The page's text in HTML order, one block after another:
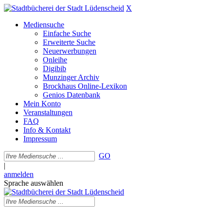
X
Mediensuche
Einfache Suche
Erweiterte Suche
Neuerwerbungen
Onleihe
Digibib
Munzinger Archiv
Brockhaus Online-Lexikon
Genios Datenbank
Mein Konto
Veranstaltungen
FAQ
Info & Kontakt
Impressum
GO
|
anmelden
Sprache auswählen